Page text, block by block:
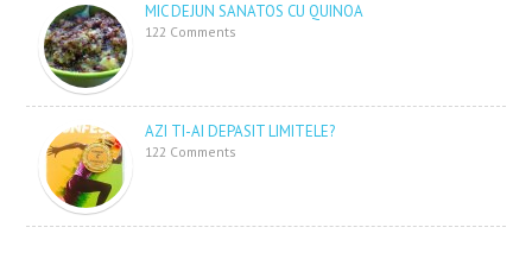
MIC DEJUN SANATOS CU QUINOA
122 Comments
AZI TI-AI DEPASIT LIMITELE?
122 Comments